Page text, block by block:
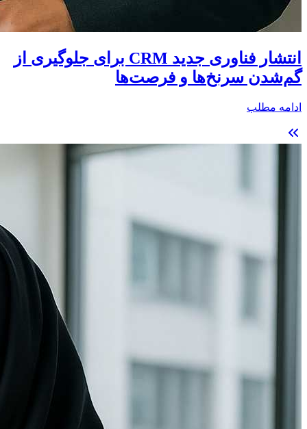
انتشار فناوری جدید CRM برای جلوگیری از
گم‌شدن سرنخ‌ها و فرصت‌ها
ادامه مطلب